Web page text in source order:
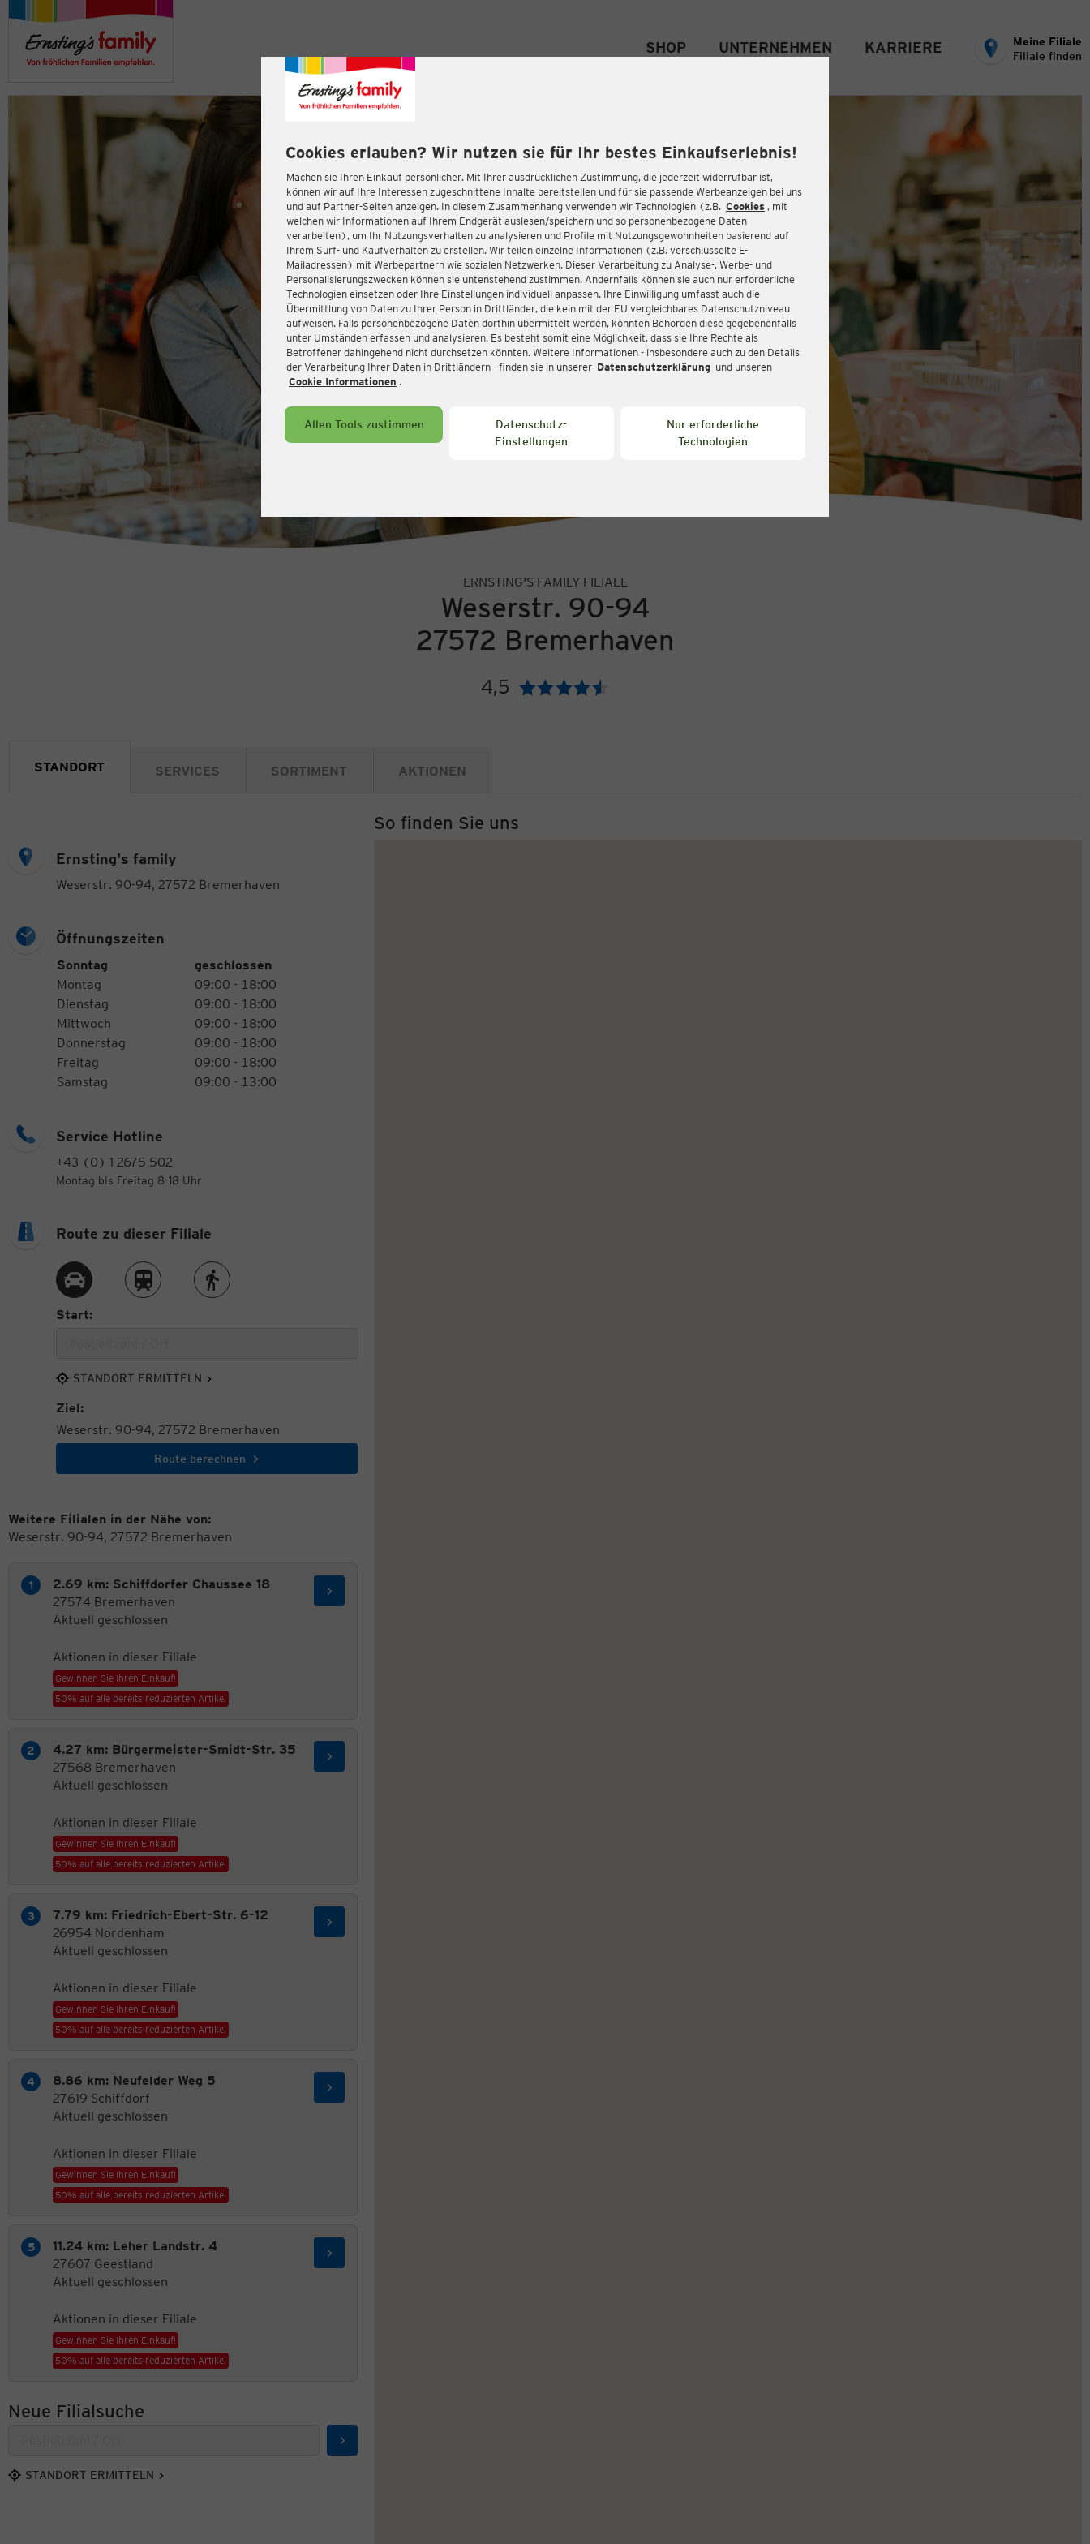
Cookies erlauben? Wir nutzen sie für Ihr bestes Einkaufserlebnis!
Machen sie Ihren Einkauf persönlicher. Mit Ihrer ausdrücklichen Zustimmung, die jederzeit widerrufbar ist,
können wir auf Ihre Interessen zugeschnittene Inhalte bereitstellen und für sie passende Werbeanzeigen bei uns
und auf Partner-Seiten anzeigen. In diesem Zusammenhang verwenden wir Technologien (z.B. Cookies , mit
welchen wir Informationen auf Ihrem Endgerät auslesen/speichern und so personenbezogene Daten
verarbeiten), um Ihr Nutzungsverhalten zu analysieren und Profile mit Nutzungsgewohnheiten basierend auf
Ihrem Surf- und Kaufverhalten zu erstellen. Wir teilen einzelne Informationen (z.B. verschlüsselte E-
Mailadressen) mit Werbepartnern wie sozialen Netzwerken. Dieser Verarbeitung zu Analyse-, Werbe- und
Personalisierungszwecken können sie untenstehend zustimmen. Andernfalls können sie auch nur erforderliche
Technologien einsetzen oder Ihre Einstellungen individuell anpassen. Ihre Einwilligung umfasst auch die
Übermittlung von Daten zu Ihrer Person in Drittländer, die kein mit der EU vergleichbares Datenschutzniveau
aufweisen. Falls personenbezogene Daten dorthin übermittelt werden, könnten Behörden diese gegebenenfalls
unter Umständen erfassen und analysieren. Es besteht somit eine Möglichkeit, dass sie Ihre Rechte als
Betroffener dahingehend nicht durchsetzen könnten. Weitere Informationen - insbesondere auch zu den Details
der Verarbeitung Ihrer Daten in Drittländern - finden sie in unserer Datenschutzerklärung und unseren
Cookie Informationen .
Allen Tools zustimmen
Datenschutz-
Einstellungen
Nur erforderliche
Technologien
SHOP UNTERNEHMEN KARRIERE
Meine Filiale
Filiale finden
ERNSTING'S FAMILY FILIALE
Weserstr. 90-94
27572 Bremerhaven
4,5 Bewertung:
STANDORT SERVICES SORTIMENT AKTIONEN
Ernsting's family
Weserstr. 90-94, 27572 Bremerhaven
Öffnungszeiten
Öffnungszeiten
Wochentag
Sonntag
geschlossen
Montag
09:00 - 18:00
Dienstag
09:00 - 18:00
Mittwoch
09:00 - 18:00
Donnerstag
09:00 - 18:00
Freitag
09:00 - 18:00
Samstag
09:00 - 13:00
Service Hotline
+43 (0) 1 2675 502
Montag bis Freitag 8-18 Uhr
So finden Sie uns
Route zu dieser Filiale
Route per AutoRoute per ZugRoute zu Fuß
Start:
STANDORT ERMITTELN
Ziel:
Weserstr. 90-94, 27572 Bremerhaven
Route berechnen
Weitere Filialen in der Nähe von:
Weserstr. 90-94, 27572 Bremerhaven
2.69 km: Schiffdorfer Chaussee 18
27574 Bremerhaven
Aktuell geschlossen
Aktionen in dieser Filiale
Gewinnen Sie Ihren Einkauf!
50% auf alle bereits reduzierten Artikel
4.27 km: Bürgermeister-Smidt-Str. 35
27568 Bremerhaven
Aktuell geschlossen
Aktionen in dieser Filiale
Gewinnen Sie Ihren Einkauf!
50% auf alle bereits reduzierten Artikel
7.79 km: Friedrich-Ebert-Str. 6-12
26954 Nordenham
Aktuell geschlossen
Aktionen in dieser Filiale
Gewinnen Sie Ihren Einkauf!
50% auf alle bereits reduzierten Artikel
8.86 km: Neufelder Weg 5
27619 Schiffdorf
Aktuell geschlossen
Aktionen in dieser Filiale
Gewinnen Sie Ihren Einkauf!
50% auf alle bereits reduzierten Artikel
11.24 km: Leher Landstr. 4
27607 Geestland
Aktuell geschlossen
Aktionen in dieser Filiale
Gewinnen Sie Ihren Einkauf!
50% auf alle bereits reduzierten Artikel
Neue Filialsuche
Suchen
STANDORT ERMITTELN